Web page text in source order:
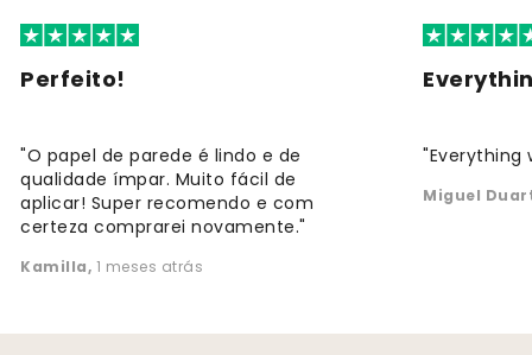
Perfeito!
"O papel de parede é lindo e de
qualidade ímpar. Muito fácil de
aplicar! Super recomendo e com
certeza comprarei novamente."
Kamilla, 1 meses atrás
"Everything
Miguel